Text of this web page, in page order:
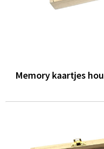
Memory kaartjes